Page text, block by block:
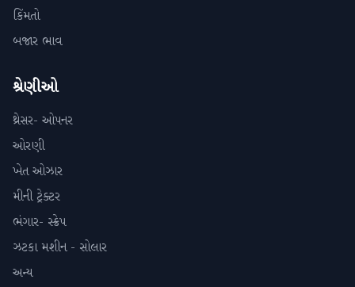
કિંમતો
બજાર ભાવ
શ્રેણીઓ
થ્રેસર- ઓપનર
ઓરણી
ખેત ઓઝાર
મીની ટ્રેક્ટર
ભંગાર- સ્ક્રેપ
ઝટકા મશીન - સોલાર
અન્ય